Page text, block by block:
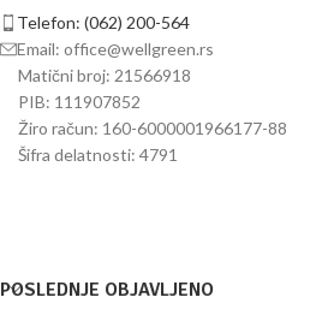
Telefon: (062) 200-564
Email: office@wellgreen.rs
Matični broj: 21566918
PIB: 111907852
Žiro račun: 160-6000001966177-88
Šifra delatnosti: 4791
POSLEDNJE OBJAVLJENO